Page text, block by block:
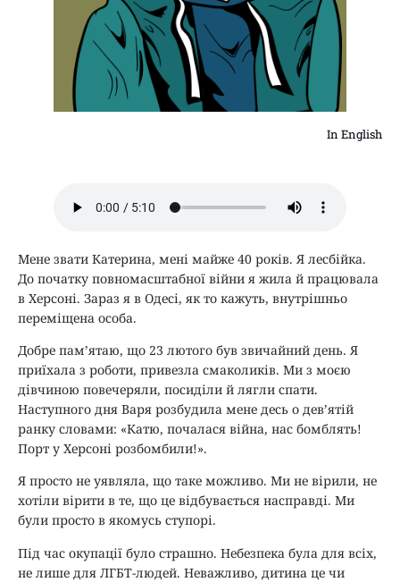
In English
Мене звати Катерина, мені майже 40 років. Я лесбійка.
До початку повномасштабної війни я жила й працювала
в Херсоні. Зараз я в Одесі, як то кажуть, внутрішньо
переміщена особа.
Добре пам’ятаю, що 23 лютого був звичайний день. Я
приїхала з роботи, привезла смаколиків. Ми з моєю
дівчиною повечеряли, посиділи й лягли спати.
Наступного дня Варя розбудила мене десь о дев’ятій
ранку словами: «Катю, почалася війна, нас бомблять!
Порт у Херсоні розбомбили!».
Я просто не уявляла, що таке можливо. Ми не вірили, не
хотіли вірити в те, що це відбувається насправді. Ми
були просто в якомусь ступорі.
Під час окупації було страшно. Небезпека була для всіх,
не лише для ЛГБТ-людей. Неважливо, дитина це чи